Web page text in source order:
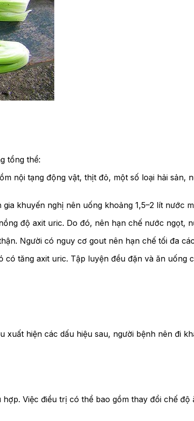
tổng thể:
nội tạng động vật, thịt đỏ, một số loại hải sản,
khuyến nghị nên uống khoảng 1,5–2 lít nước
độ axit uric. Do đó, nên hạn chế nước ngọt,
Người có nguy cơ gout nên hạn chế tối đa
tăng axit uric. Tập luyện đều đặn và ăn uống
hiện các dấu hiệu sau, người bệnh nên đi
Việc điều trị có thể bao gồm thay đổi chế độ